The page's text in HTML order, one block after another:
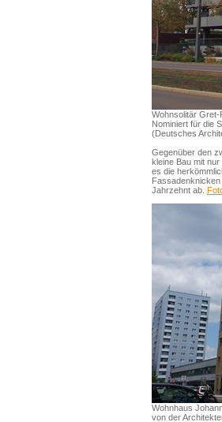
Wohnsolitär
Nominiert für die
(Deutsches
Gegenüber den
kleine Bau mit
es die
Jahrzehnt ab.
Wohnhaus
von der